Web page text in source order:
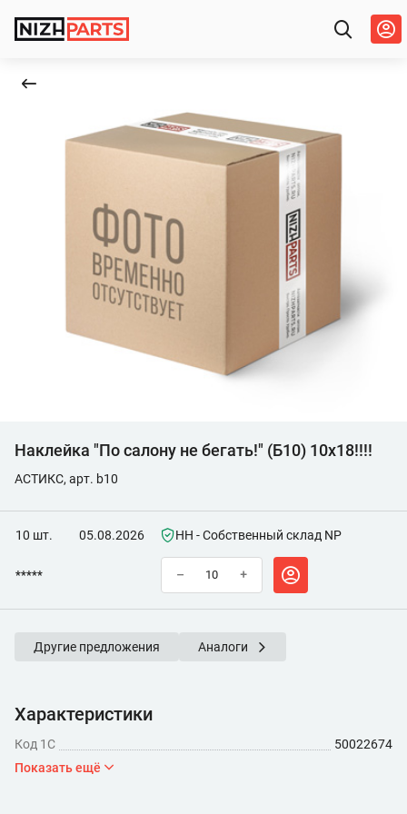
Наклейка "По салону не бегать!" (Б10) 10х18!!!!
АСТИКС, арт. b10
10 шт. 05.08.2026 НН - Собственный склад NP
***** – +
Другие предложения Аналоги
Характеристики
Код 1С
50022674
Показать ещё